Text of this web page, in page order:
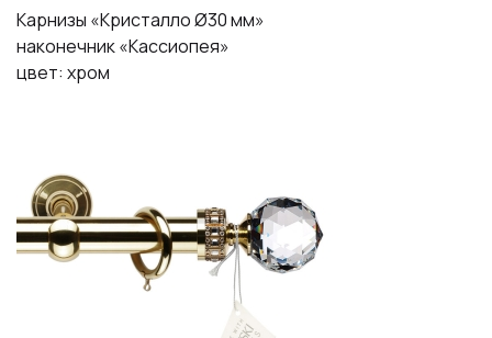
Карнизы «Кристалло Ø30 мм»
наконечник «Кассиопея»
цвет: хром